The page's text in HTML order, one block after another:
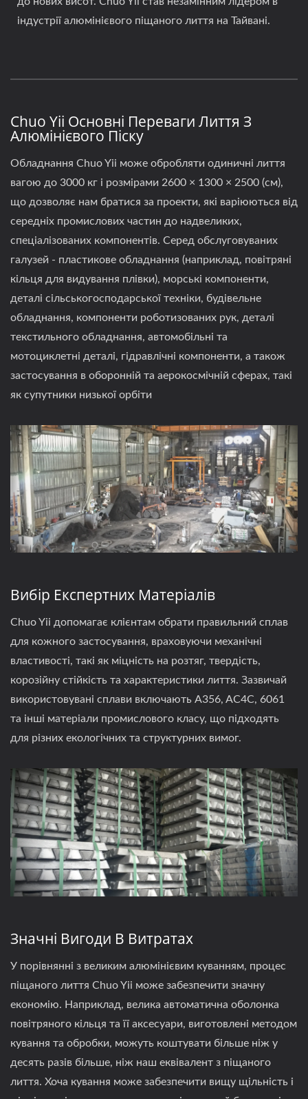
індустрії алюмінієвого піщаного лиття на Тайвані.
Chuo Yii Основні Переваги Лиття З
Алюмінієвого Піску
Обладнання Chuo Yii може обробляти одиничні лиття
вагою до 3000 кг і розмірами 2600 × 1300 × 2500 (см),
що дозволяє нам братися за проекти, які варіюються від
середніх промислових частин до надвеликих,
спеціалізованих компонентів. Серед обслуговуваних
галузей - пластикове обладнання (наприклад, повітряні
кільця для видування плівки), морські компоненти,
деталі сільськогосподарської техніки, будівельне
обладнання, компоненти роботизованих рук, деталі
текстильного обладнання, автомобільні та
мотоциклетні деталі, гідравлічні компоненти, а також
застосування в оборонній та аерокосмічній сферах, такі
як супутники низької орбіти
Вибір Експертних Матеріалів
Chuo Yii допомагає клієнтам обрати правильний сплав
для кожного застосування, враховуючи механічні
властивості, такі як міцність на розтяг, твердість,
корозійну стійкість та характеристики лиття. Зазвичай
використовувані сплави включають A356, AC4C, 6061
та інші матеріали промислового класу, що підходять
для різних екологічних та структурних вимог.
Значні Вигоди В Витратах
У порівнянні з великим алюмінієвим куванням, процес
піщаного лиття Chuo Yii може забезпечити значну
економію. Наприклад, велика автоматична оболонка
повітряного кільця та її аксесуари, виготовлені методом
кування та обробки, можуть коштувати більше ніж у
десять разів більше, ніж наш еквівалент з піщаного
лиття. Хоча кування може забезпечити вищу щільність і